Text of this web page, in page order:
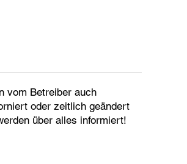
vom Betreiber auch
oder zeitlich geändert
über alles informiert!